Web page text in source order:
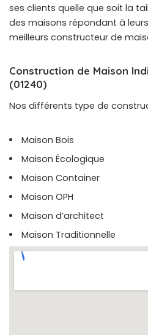
ses clients quelle que soit la
des maisons répondant à
meilleurs constructeur de
Construction de Maison
(01240)
Nos différents type de
Maison Bois
Maison Écologique
Maison Container
Maison OPH
Maison d’architect
Maison Traditionnelle